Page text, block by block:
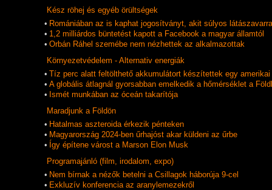
Kész röhej és egyéb örültségek
• Romániában az is kaphat jogosítványt, akit súlyos
• 1,2 milliárdos büntetést kapott a Facebook a magyar államtól
• Orbán Ráhel szemébe nem nézhettek az alkalmazottak
Környezetvédelem - Alternativ energiák
• Tíz perc alatt feltölthető akkumulátort készítettek egy amerikai
• A globális átlagnál gyorsabban emelkedik a hőmérséklet a
• Ismét munkában az óceán takarítója
Maradjunk a Földön
• Hatalmas aszteroida érkezik pénteken
• Magyarország 2024-ben űrhajóst akar küldeni az űrbe
• Így építene várost a Marson Elon Musk
Programajánló (film, irodalom, expo)
• Nem bírnak a nézők betelni a Csillagok háborúja 9-cel
• Exkluzív konferencia az aranylemezekről